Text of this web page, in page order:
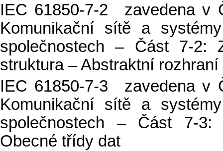
IEC 61850-7-2 zavedena v
Komunikační sítě a
společnostech – Část 7-2:
struktura – Abstraktní
IEC 61850-7-3 zavedena v
Komunikační sítě a
společnostech – Část 7-3:
Obecné třídy dat